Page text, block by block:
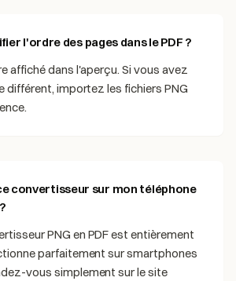
l'ordre des pages dans le PDF ?
affiché dans l'aperçu. Si vous avez
différent, importez les fichiers PNG
convertisseur sur mon téléphone
PNG en PDF est entièrement
parfaitement sur smartphones
vous simplement sur le site